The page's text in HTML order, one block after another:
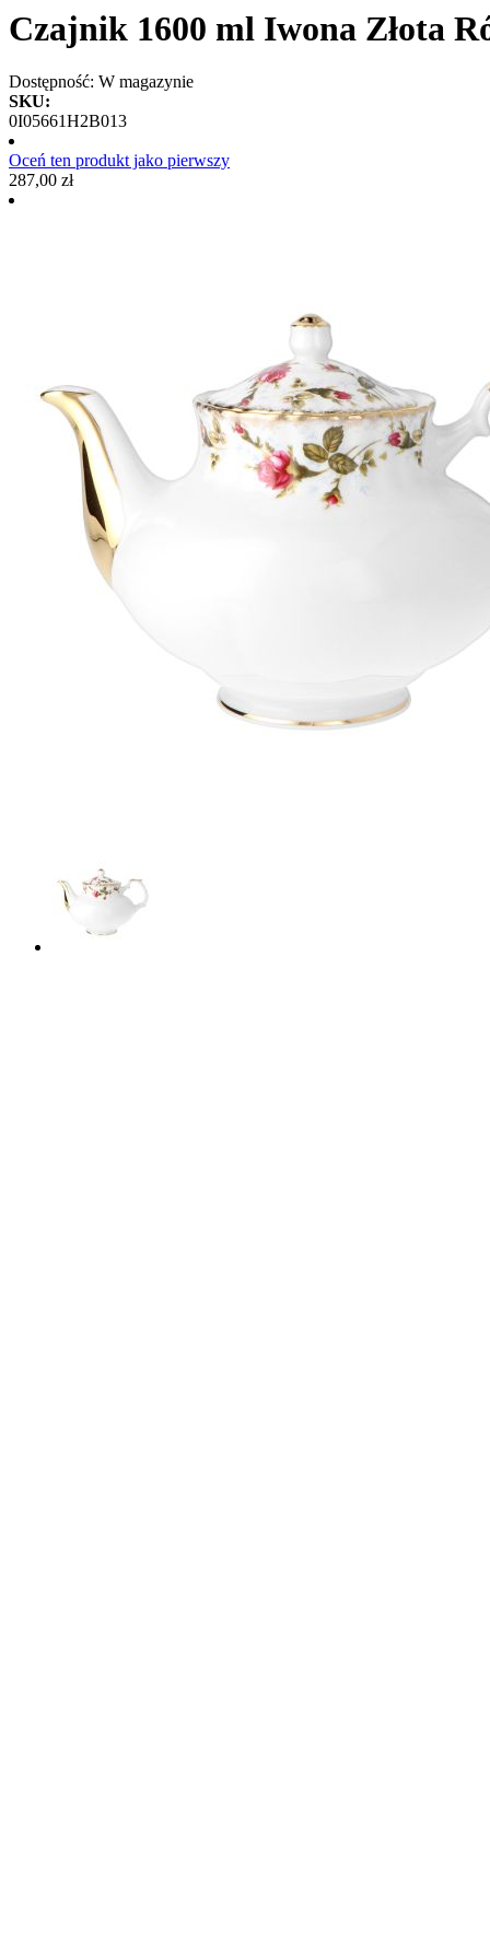
Czajnik 1600 ml Iwona Złota
Dostępność: W magazynie
SKU:
0I05661H2B013
Oceń ten produkt jako pierwszy
287,00 zł